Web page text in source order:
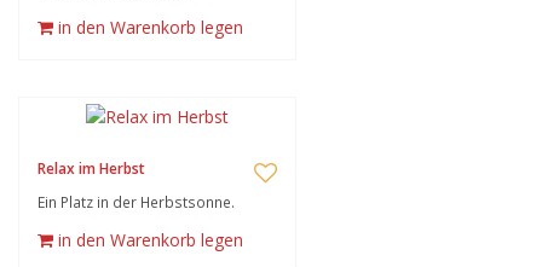
in den Warenkorb legen
Relax im Herbst
Ein Platz in der Herbstsonne.
in den Warenkorb legen